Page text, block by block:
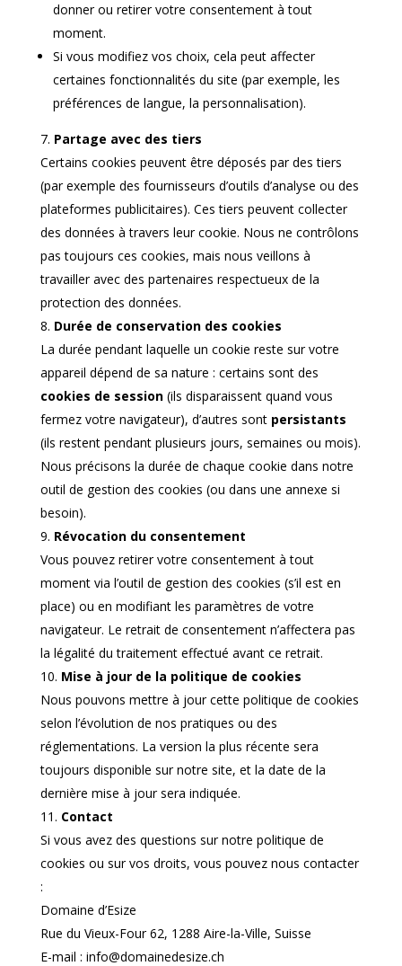
donner ou retirer votre consentement à tout
moment.
Si vous modifiez vos choix, cela peut affecter
certaines fonctionnalités du site (par exemple, les
préférences de langue, la personnalisation).
Partage avec des tiers
Certains cookies peuvent être déposés par des tiers
(par exemple des fournisseurs d’outils d’analyse ou des
plateformes publicitaires). Ces tiers peuvent collecter
des données à travers leur cookie. Nous ne contrôlons
pas toujours ces cookies, mais nous veillons à
travailler avec des partenaires respectueux de la
protection des données.
Durée de conservation des cookies
La durée pendant laquelle un cookie reste sur votre
appareil dépend de sa nature : certains sont des
cookies de session(ils disparaissent quand vous
fermez votre navigateur), d’autres sont persistants
(ils restent pendant plusieurs jours, semaines ou mois).
Nous précisons la durée de chaque cookie dans notre
outil de gestion des cookies (ou dans une annexe si
besoin).
Révocation du consentement
Vous pouvez retirer votre consentement à tout
moment via l’outil de gestion des cookies (s’il est en
place) ou en modifiant les paramètres de votre
navigateur. Le retrait de consentement n’affectera pas
la légalité du traitement effectué avant ce retrait.
Mise à jour de la politique de cookies
Nous pouvons mettre à jour cette politique de cookies
selon l’évolution de nos pratiques ou des
réglementations. La version la plus récente sera
toujours disponible sur notre site, et la date de la
dernière mise à jour sera indiquée.
Contact
Si vous avez des questions sur notre politique de
cookies ou sur vos droits, vous pouvez nous contacter
:
Domaine d’Esize
Rue du Vieux-Four 62, 1288 Aire-la-Ville, Suisse
E-mail : info@domainedesize.ch